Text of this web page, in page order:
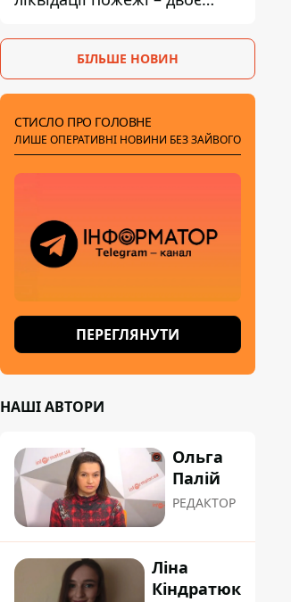
БІЛЬШЕ НОВИН
СТИСЛО ПРО ГОЛОВНЕ
ЛИШЕ ОПЕРАТИВНІ НОВИНИ БЕЗ ЗАЙВОГО
ПЕРЕГЛЯНУТИ
НАШІ АВТОРИ
Ольга
Палій
РЕДАКТОР
Ліна
Кіндратюк